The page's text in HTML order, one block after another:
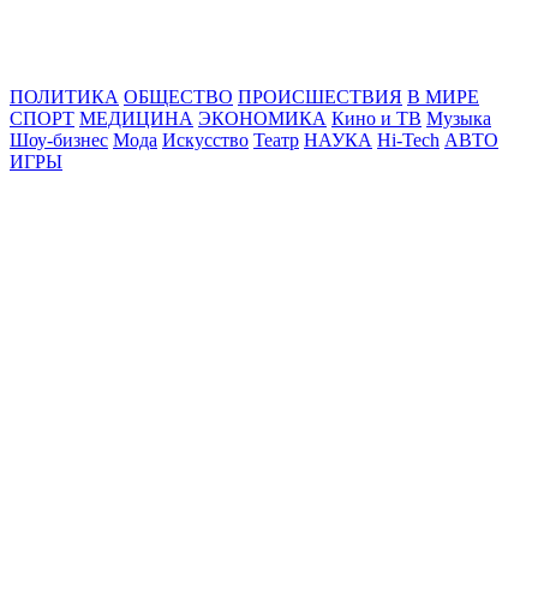
ПОЛИТИКА ОБЩЕСТВО ПРОИСШЕСТВИЯ В МИРЕ
СПОРТ МЕДИЦИНА ЭКОНОМИКА Кино и ТВ Музыка
Шоу-бизнес Мода Искусство Театр НАУКА Hi-Tech АВТО
ИГРЫ